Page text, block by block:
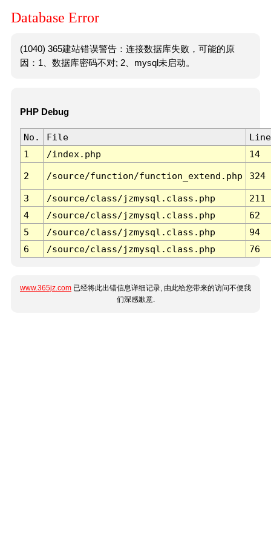
Database Error
(1040) 365建站错误警告：连接数据库失败，可能的原
因：1、数据库密码不对; 2、mysql未启动。
PHP Debug
No. File
Line
1
/index.php 14
2 /source/function/function_extend.php 324
3 /source/class/jzmysql.class.php
211
4
/source/class/jzmysql.class.php
62
5
/source/class/jzmysql.class.php
94
6
/source/class/jzmysql.class.php 76
www.365jz.com 已经将此出错信息详细记录, 由此给您带来的访问不便我
们深感歉意.